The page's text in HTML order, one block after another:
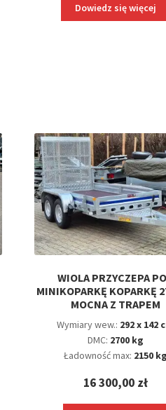
Dowiedz się więcej
WIOLA PRZYCZEPA
MINIKOPARKĘ KOPARKĘ
MOCNA Z TRAPEM
Wymiary wew.: 292 x 142
DMC: 2700 kg
Ładowność max: 2150 kg
16 300,00 zł